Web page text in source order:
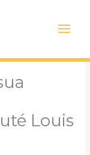
Menu
Louis